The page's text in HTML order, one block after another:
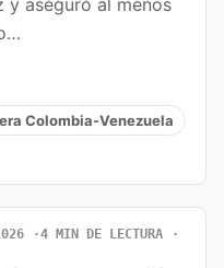
y aseguró al menos
Colombia-Venezuela
4 MIN DE LECTURA